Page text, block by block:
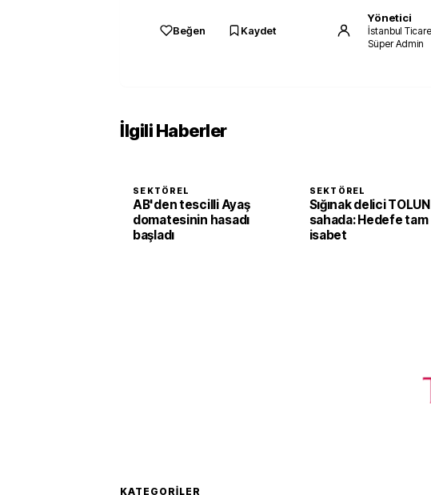
Beğen Kaydet
Yönetici
İstanbul
Süper Admin
İlgili Haberler
SEKTÖREL
AB'den tescilli Ayaş
domatesinin hasadı
başladı
SEKTÖREL
Sığınak delici
sahada: Hedefe tam
isabet
KATEGORILER